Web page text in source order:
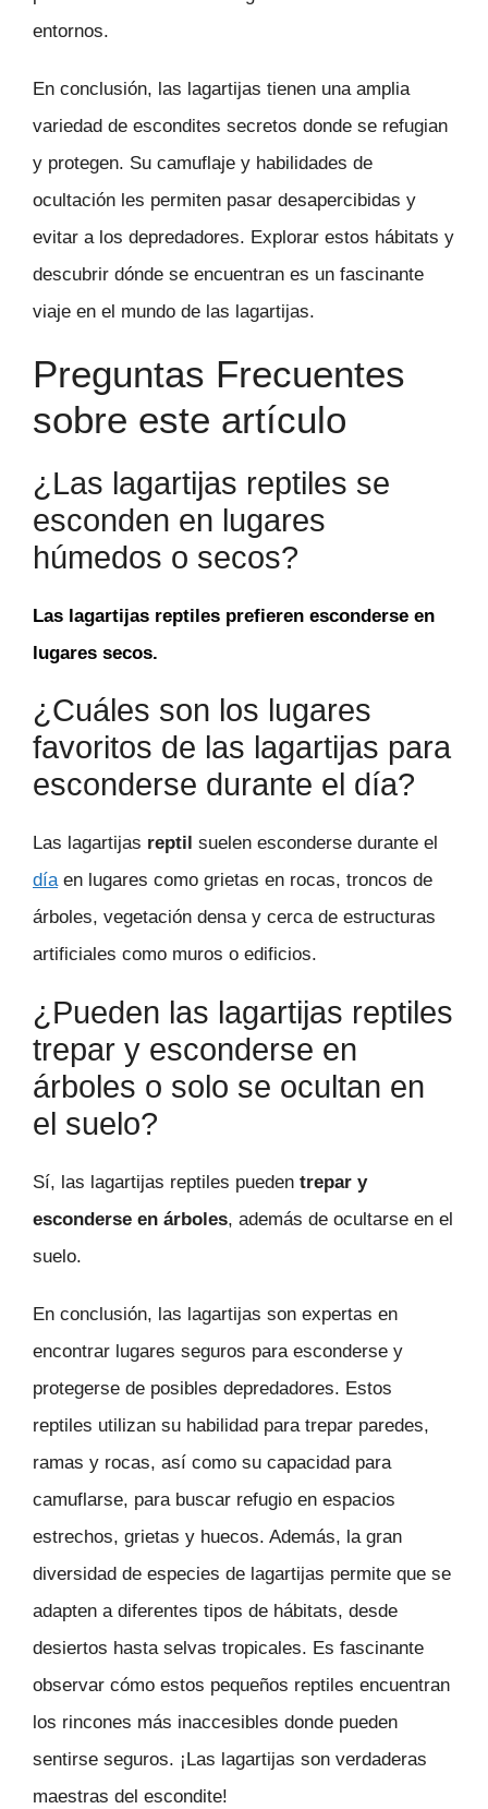
entornos.
En conclusión, las lagartijas tienen una amplia
variedad de escondites secretos donde se refugian
y protegen. Su camuflaje y habilidades de
ocultación les permiten pasar desapercibidas y
evitar a los depredadores. Explorar estos hábitats y
descubrir dónde se encuentran es un fascinante
viaje en el mundo de las lagartijas.
Preguntas Frecuentes
sobre este artículo
¿Las lagartijas reptiles se
esconden en lugares
húmedos o secos?
Las lagartijas reptiles prefieren esconderse en
lugares secos.
¿Cuáles son los lugares
favoritos de las lagartijas para
esconderse durante el día?
Las lagartijas reptil suelen esconderse durante el
díaen lugares como grietas en rocas, troncos de
árboles, vegetación densa y cerca de estructuras
artificiales como muros o edificios.
¿Pueden las lagartijas reptiles
trepar y esconderse en
árboles o solo se ocultan en
el suelo?
Sí, las lagartijas reptiles pueden trepar y
esconderse en árboles, además de ocultarse en el
suelo.
En conclusión, las lagartijas son expertas en
encontrar lugares seguros para esconderse y
protegerse de posibles depredadores. Estos
reptiles utilizan su habilidad para trepar paredes,
ramas y rocas, así como su capacidad para
camuflarse, para buscar refugio en espacios
estrechos, grietas y huecos. Además, la gran
diversidad de especies de lagartijas permite que se
adapten a diferentes tipos de hábitats, desde
desiertos hasta selvas tropicales. Es fascinante
observar cómo estos pequeños reptiles encuentran
los rincones más inaccesibles donde pueden
sentirse seguros. ¡Las lagartijas son verdaderas
maestras del escondite!